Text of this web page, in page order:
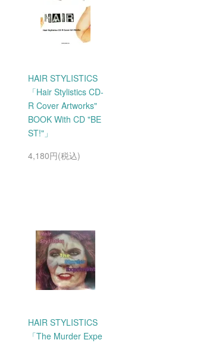
HAIR STYLISTICS
「Hair Stylistics CD-
R Cover Artworks"
BOOK With CD "BE
ST!"」
4,180円(税込)
HAIR STYLISTICS
「The Murder Expe